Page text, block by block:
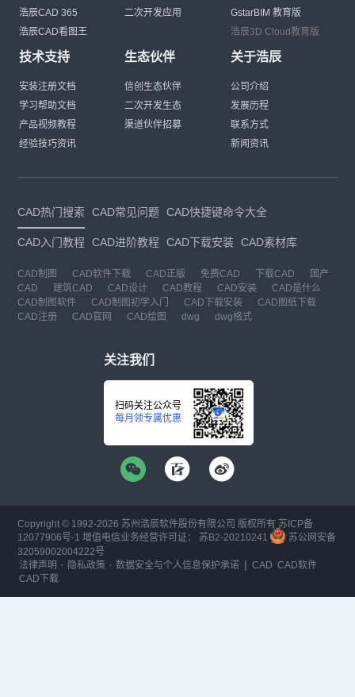
浩辰CAD 365
浩辰CAD看图王
二次开发应用
GstarBIM 教育版
浩辰3D Cloud教育版
技术支持
安装注册文档
学习帮助文档
产品视频教程
经验技巧资讯
生态伙伴
信创生态伙伴
二次开发生态
渠道伙伴招募
关于浩辰
公司介绍
发展历程
联系方式
新闻资讯
CAD热门搜索 CAD常见问题 CAD快捷键命令大全
CAD入门教程 CAD进阶教程 CAD下载安装 CAD素材库
CAD制图 CAD软件下载 CAD正版 免费CAD 下载CAD
国产
CAD
建筑CAD CAD设计 CAD教程 CAD安装
CAD是什么
CAD制图软件
CAD制图初学入门 CAD下载安装
CAD图纸下载
CAD注册
CAD官网 CAD绘图 dwg dwg格式
关注我们
扫码关注公众号
每月领专属优惠
Copyright © 1992-2026 苏州浩辰软件股份有限公司 版权所有 苏ICP备
12077906号-1 增值电信业务经营许可证： 苏B2-20210241
苏公网安备
32059002004222号
法律声明 · 隐私政策 ·数据安全与个人信息保护承诺 | CAD CAD软件
CAD下载